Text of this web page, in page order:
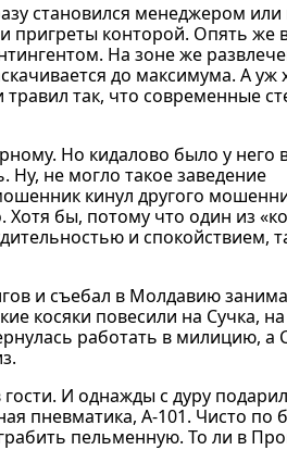
становился менеджером
пригреты конторой. Опять же
На зоне же
до максимума. А
так, что современные
Но кидалово было у него
Ну, не могло такое заведение
кинул другого
бы, потому что один из
и спокойствием,
и съебал в Молдавию
косяки повесили на Сучка,
работать в милицию, а
И однажды с дуру подарил
пневматика, А-101. Чисто по
пельменную. То ли в